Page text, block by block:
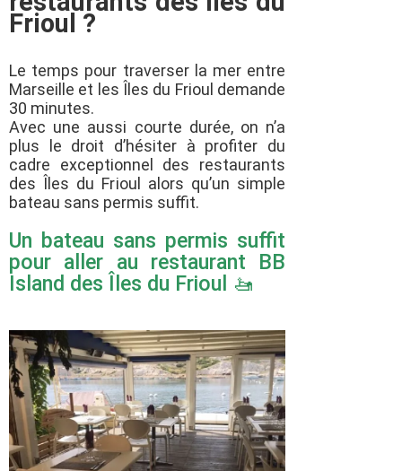
Frioul ?
Le temps pour traverser la mer entre
Marseille et les Îles du Frioul demande
30 minutes.
Avec une aussi courte durée, on n’a
plus le droit d’hésiter à profiter du
cadre exceptionnel des restaurants
des Îles du Frioul alors qu’un simple
bateau sans permis suffit.
Un bateau sans permis suffit
pour aller au restaurant BB
Island des Îles du Frioul 🚤